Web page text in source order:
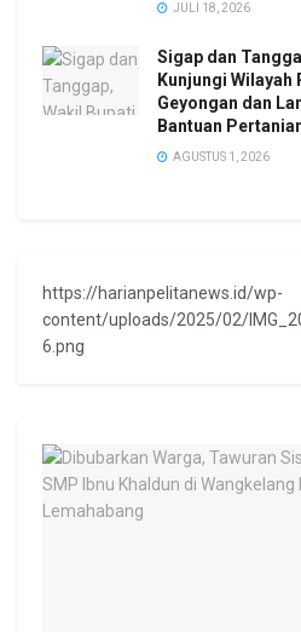
JULI 18, 2026
Sigap dan
Kunjungi Wilayah
Geyongan dan
Bantuan
AGUSTUS 1, 2026
https://harianpelitanews.id/wp-
content/uploads/2025/02/
6.png